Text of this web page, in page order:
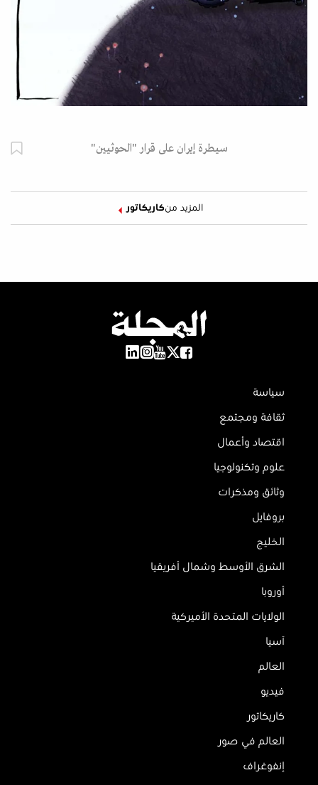
سيطرة إيران على قرار "الحوثيين"
المزيد منكاريكاتور
سياسة
ثقافة ومجتمع
اقتصاد وأعمال
علوم وتكنولوجيا
وثائق ومذكرات
بروفايل
الخليج
الشرق الأوسط وشمال أفريقيا
أوروبا
الولايات المتحدة الأميركية
آسيا
العالم
فيديو
كاريكاتور
العالم في صور
إنفوغراف